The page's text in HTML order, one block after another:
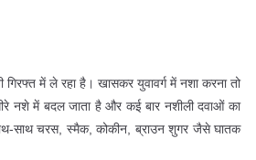
में ले रहा है। खासकर युवावर्ग में नशा करना तो
नशे में बदल जाता है और कई बार नशीली दवाओं का
साथ चरस, स्मैक, कोकीन, ब्राउन शुगर जैसे घातक